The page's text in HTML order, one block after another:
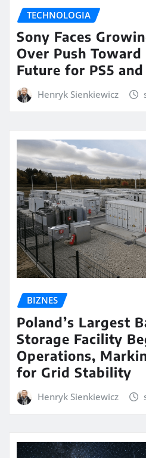
TECHNOLOGIA
Sony Faces
Over Push
Future for PS5 and
Henryk Sienkiewicz
BIZNES
Poland’s Largest
Storage Facility
Operations,
for Grid Stability
Henryk Sienkiewicz